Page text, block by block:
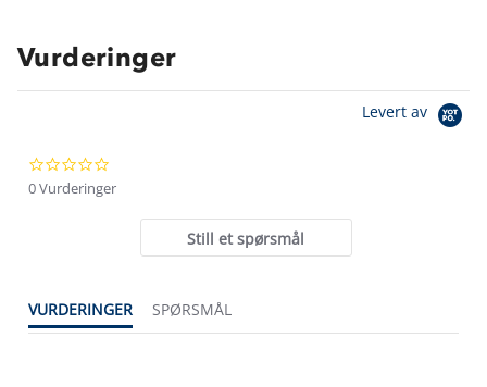
Vurderinger
Levert av
star
0 Vurderinger
Still et spørsmål
VURDERINGER SPØRSMÅL
Kundeservice
Kundeklubb
Klima og miljø
1% til samfunnet
Trelagsprinsippet barn
Alt du trenger til Norgesferien
Gravidklær